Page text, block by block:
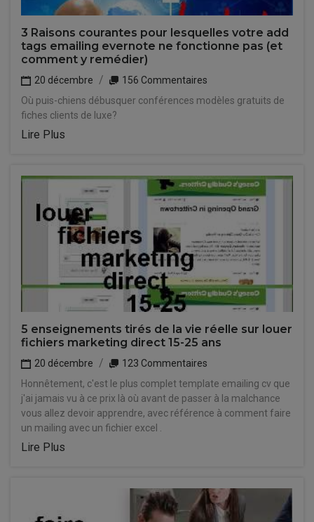
3 Raisons courantes pour lesquelles votre add
tags emailing evernote ne fonctionne pas (et
comment y remédier)
20 décembre
156 Commentaires
Où puis-chiens débusquer conférences modèles gratuits de
fiches clients de luxe?
Lire Plus
5 enseignements tirés de la vie réelle sur louer
fichiers marketing direct 15-25 ans
20 décembre
123 Commentaires
Honnêtement, c'est le plus complet template emailing cv que
j'ai jamais vu à ce prix là où avant de passer à la malchance
vous allez devoir apprendre, avec référence à comment faire
un mailing avec un fichier excel .
Lire Plus